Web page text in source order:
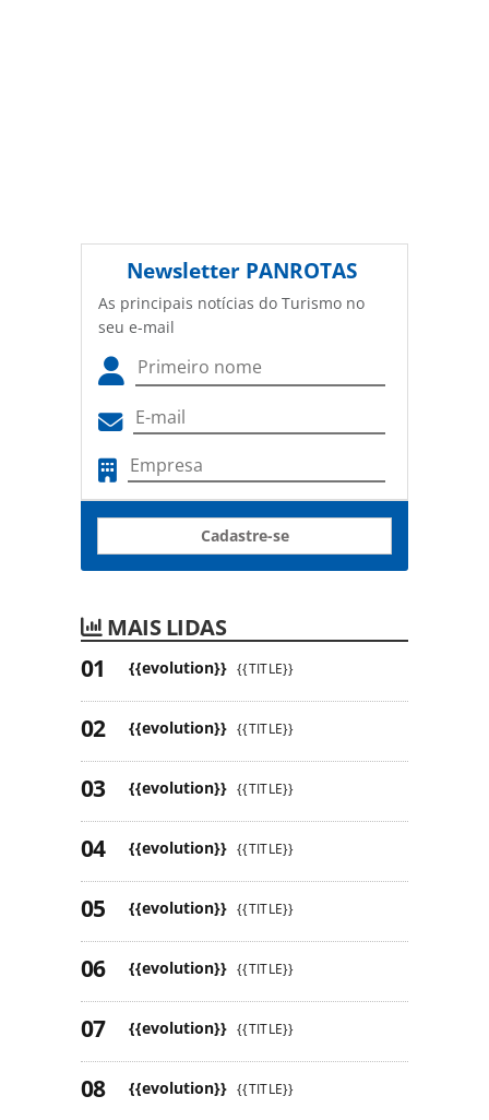
Newsletter PANROTAS
As principais notícias do Turismo no
seu e-mail
Cadastre-se
MAIS LIDAS
{{evolution}} {{TITLE}}
{{evolution}} {{TITLE}}
{{evolution}} {{TITLE}}
{{evolution}} {{TITLE}}
{{evolution}} {{TITLE}}
{{evolution}} {{TITLE}}
{{evolution}} {{TITLE}}
{{evolution}} {{TITLE}}